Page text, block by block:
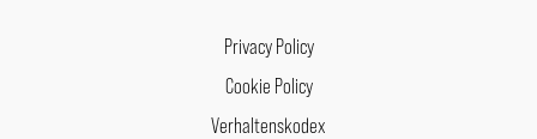
Privacy Policy
Cookie Policy
Verhaltenskodex